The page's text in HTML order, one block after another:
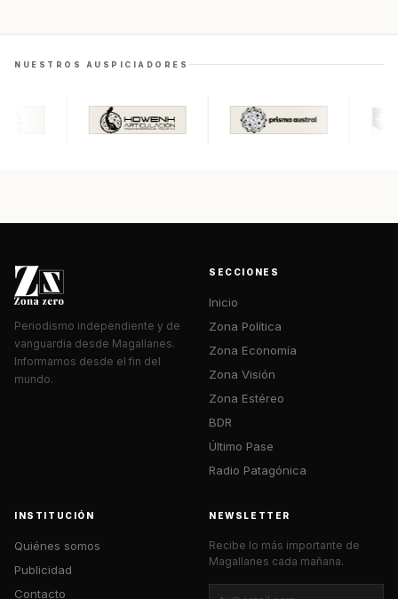
NUESTROS AUSPICIADORES
Periodismo independiente y de
vanguardia desde Magallanes.
Informamos desde el fin del
mundo.
SECCIONES
Inicio
Zona Política
Zona Economía
Zona Visión
Zona Estéreo
BDR
Último Pase
Radio Patagónica
INSTITUCIÓN
Quiénes somos
Publicidad
Contacto
NEWSLETTER
Recibe lo más importante de
Magallanes cada mañana.